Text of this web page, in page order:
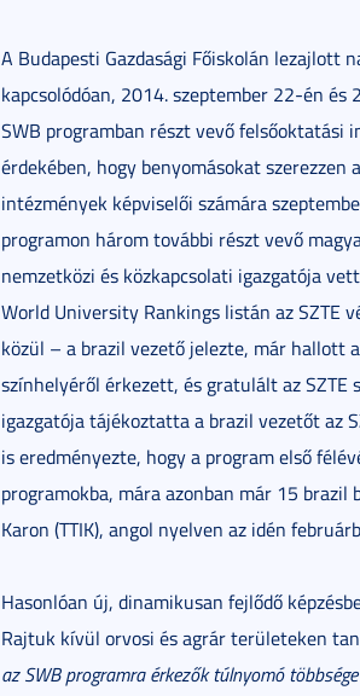
A Budapesti Gazdasági Főiskolán lezajlott
kapcsolódóan, 2014. szeptember 22-én
SWB programban részt vevő
érdekében, hogy benyomásokat
intézmények képviselői számára
programon három további részt vevő
nemzetközi és közkapcsolati igazgatója
World University Rankings listán az SZTE
közül – a brazil vezető jelezte, már hallott
színhelyéről érkezett, és gratulált az SZTE
igazgatója tájékoztatta a brazil vezetőt az
is eredményezte, hogy a program első
programokba, mára azonban már 15
Karon (TTIK), angol nyelven az idén
Hasonlóan új, dinamikusan fejlődő
Rajtuk kívül orvosi és agrár területeken
az SWB programra érkezők túlnyomó